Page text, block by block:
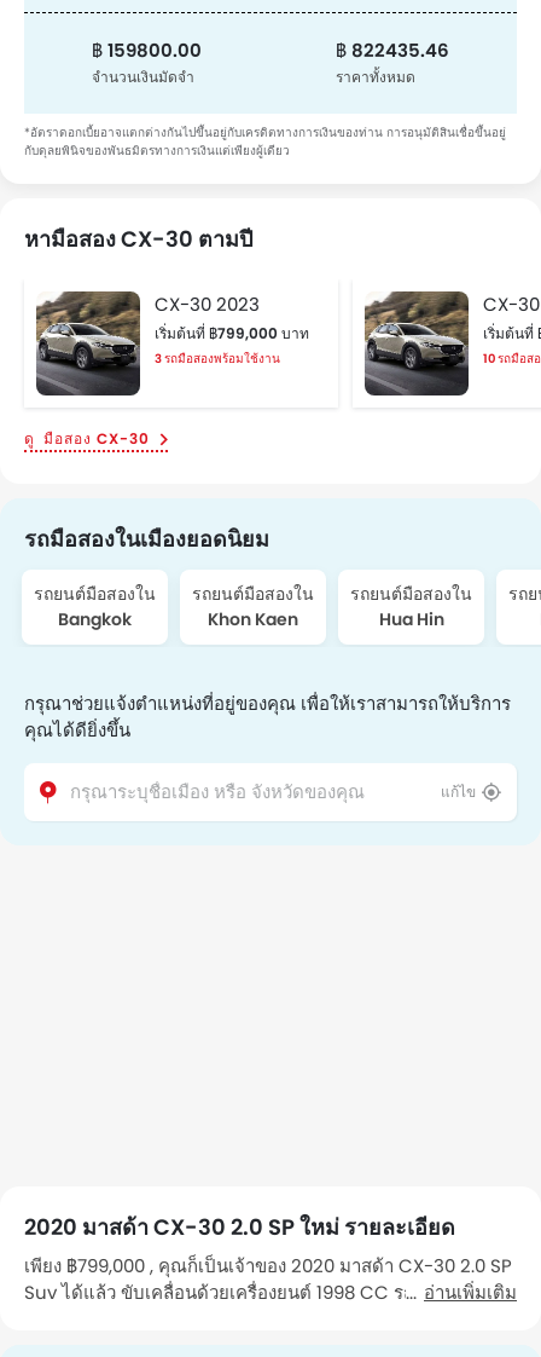
฿ 159800.00
จำนวนเงินมัดจำ
฿ 822435.46
ราคาทั้งหมด
*อัตราดอกเบี้ยอาจแตกต่างกันไปขึ้นอยู่กับเครดิตทางการเงินของท่าน การอนุมัติสินเชื่อขึ้นอยู่
กับดุลยพินิจของพันธมิตรทางการเงินแต่เพียงผู้เดียว
หามือสอง CX-30 ตามปี
CX-30 2023
เริ่มต้นที่ ฿799,000 บาท
3 รถมือสองพร้อมใช้งาน
CX-
เริ่มต้น
10 รถมือส
มือสอง CX-30
รถมือสองในเมืองยอดนิยม
รถยนต์มือสองใน
Bangkok
รถยนต์มือสองใน
Khon Kaen
รถยนต์มือสองใน
Hua Hin
รถ
กรุณาช่วยแจ้งตำแหน่งที่อยู่ของคุณ เพื่อให้เราสามารถให้บริการ
คุณได้ดียิ่งขึ้น
แก้ไข
2020 มาสด้า CX-30 2.0 SP ใหม่ รายละเอียด
เพียง ฿799,000 , คุณก็เป็นเจ้าของ 2020 มาสด้า CX-30 2.0 SP
Suv ได้แล้ว ขับเคลื่อนด้วยเครื่องยนต์ 1998 CC รถคันนี้วิ่งมา
อ่านเพิ่มเติม